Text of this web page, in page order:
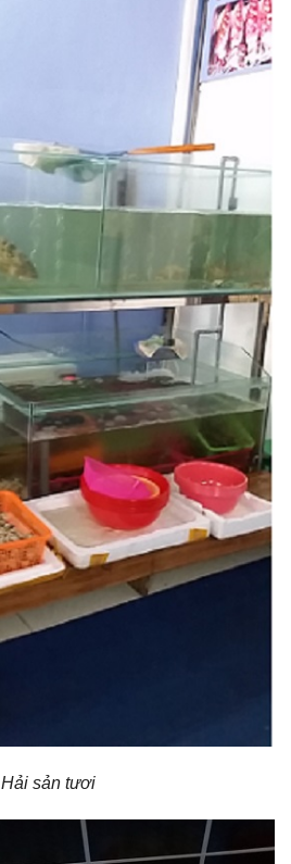
Hải sản tươi